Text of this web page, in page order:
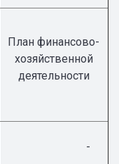
План финансово-
хозяйственной
деятельности
-